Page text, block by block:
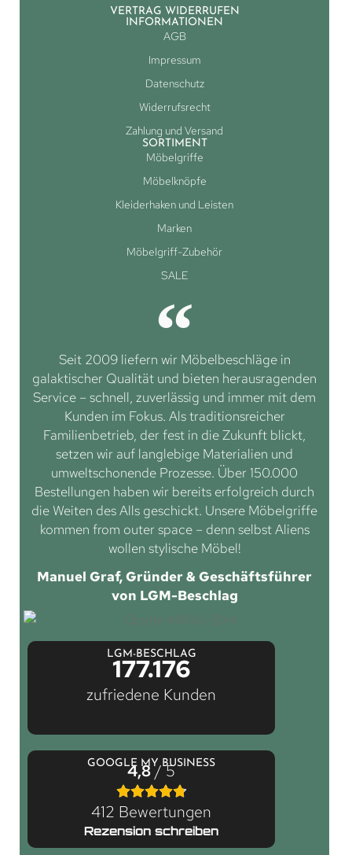
VERTRAG WIDERRUFEN
INFORMATIONEN
AGB
Impressum
Datenschutz
Widerrufsrecht
Zahlung und Versand
SORTIMENT
Möbelgriffe
Möbelknöpfe
Kleiderhaken und Leisten
Marken
Möbelgriff-Zubehör
SALE
Seit 2009 liefern wir Möbelbeschläge in
galaktischer Qualität und bieten herausragenden
Service – schnell, zuverlässig und immer mit dem
Kunden im Fokus. Als traditionsreicher
Familienbetrieb, der fest in die Zukunft blickt,
setzen wir auf langlebige Materialien und
umweltschonende Prozesse. Über 150.000
Bestellungen haben wir bereits erfolgreich durch
die Weiten des Alls geschickt. Unsere Möbelgriffe
kommen from outer space – denn selbst Aliens
wollen stylische Möbel!
Manuel Graf, Gründer & Geschäftsführer
von LGM-Beschlag
LGM-BESCHLAG
177.176
zufriedene Kunden
GOOGLE MY BUSINESS
4,8/ 5
412 Bewertungen
Rezension schreiben